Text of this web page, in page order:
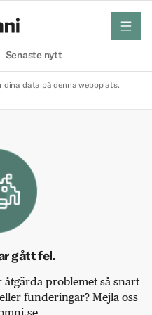
Senaste nytt
meny
dina data på denna webbplats.
gått fel.
problemet så snart
funderingar? Mejla oss